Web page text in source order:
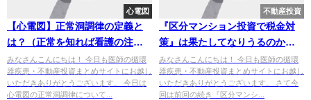
心電図
【心電図】正常洞調律の定義と
は？（正常を知れば看護の注意
点が理解できる）
みなさんこんにちは！ 今日も医師の循環
器疾患・不動産投資まとめサイトにお越し
いただきありがとうございます。 今日は
心電図の正常洞調律について...
不動産投資
『区分マンション投資で税金対
策』は果たしてなりうるのか？
～その２～
みなさんこんにちは！ 今日も医師の循環
器疾患・不動産投資まとめサイトにお越し
いただきありがとうございます。 さて今
回は前回の続き『区分マンシ...